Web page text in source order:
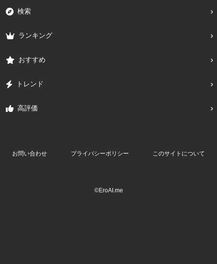
検索
ランキング
おすすめ
トレンド
高評価
お問い合わせ プライバシーポリシー このサイトについて
©EroAI.me